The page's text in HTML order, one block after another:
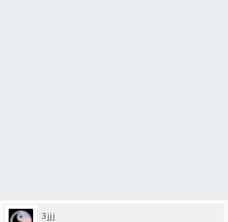
3jjj